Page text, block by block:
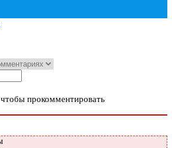
прокомментировать